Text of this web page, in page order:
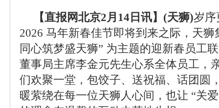
【直报网北京2月14日讯】(天狮)岁序
2026 马年新春佳节即将到来之际，天
同心筑梦盛天狮” 为主题的迎新春员工
董事局主席李金元先生心系全体员工，
们欢聚一堂，包饺子、送祝福、话团圆
暖萦绕在每一位天狮人心间，也让 “关